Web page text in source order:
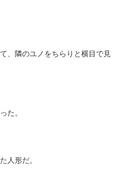
、隣のユノをちらりと横目で見
た。
人形だ。